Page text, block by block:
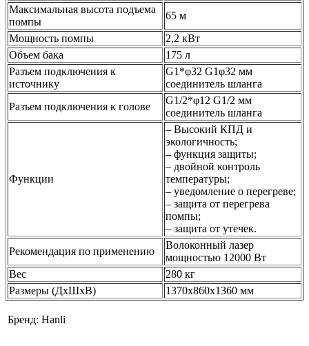
Максимальная высота подъема
помпы
65 м
Мощность помпы
2,2 кВт
Объем бака
175 л
Разъем подключения к
источнику
G1*φ32 G1φ32 мм
соединитель шланга
Разъем подключения к голове
G1/2*φ12 G1/2 мм
соединитель шланга
Функции
– Высокий КПД и
экологичность;
– функция защиты;
– двойной контроль
температуры;
– уведомление о перегреве;
– защита от перегрева
помпы;
– защита от утечек.
Рекомендация по применению
Волоконный лазер
мощностью 12000 Вт
Вес
280 кг
Размеры (ДxШxВ)
1370x860x1360 мм
Бренд: Hanli